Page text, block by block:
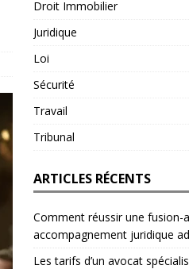
Droit Immobilier
Juridique
Loi
Sécurité
Travail
Tribunal
ARTICLES RÉCENTS
Comment réussir une fusion-
accompagnement juridique
Les tarifs d’un avocat